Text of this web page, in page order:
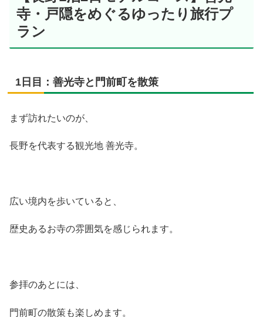
寺・戸隠をめぐるゆったり旅行プ
ラン
1日目：善光寺と門前町を散策
まず訪れたいのが、
長野を代表する観光地 善光寺。
広い境内を歩いていると、
歴史あるお寺の雰囲気を感じられます。
参拝のあとには、
門前町の散策も楽しめます。